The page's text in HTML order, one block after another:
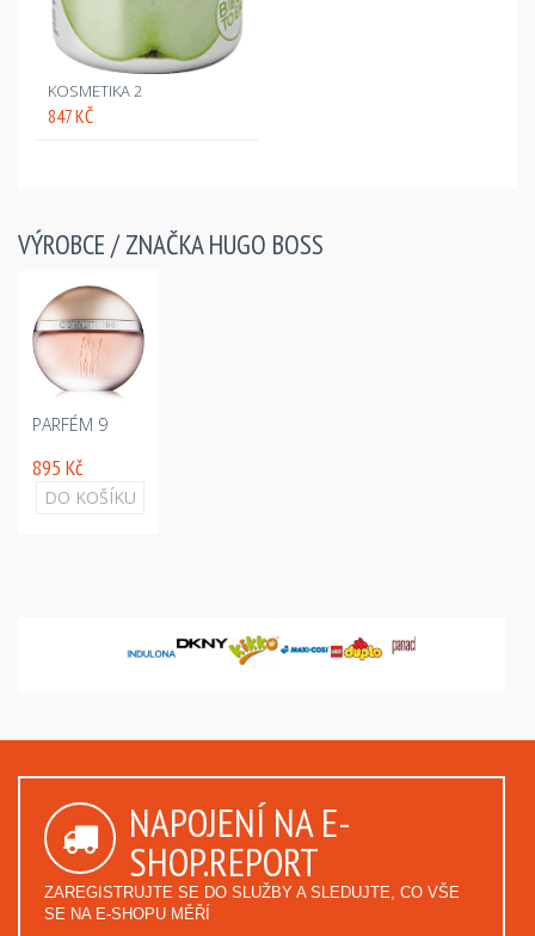
KOSMETIKA 2
847 KČ
VÝROBCE / ZNAČKAHUGO BOSS
PARFÉM 9
895 Kč
DO KOŠÍKU
NAPOJENÍ NA E-
SHOP.REPORT
ZAREGISTRUJTE SE DO SLUŽBY A SLEDUJTE, CO VŠE
SE NA E-SHOPU MĚŘÍ